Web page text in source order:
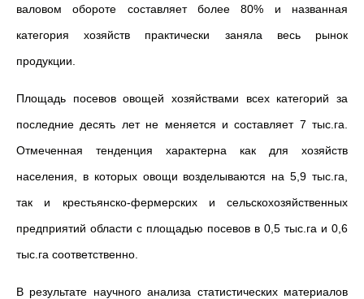
валовом обороте составляет более 80% и названная
категория хозяйств практически заняла весь рынок
продукции.
Площадь посевов овощей хозяйствами всех категорий за
последние десять лет не меняется и составляет 7 тыс.га.
Отмеченная тенденция характерна как для хозяйств
населения, в которых овощи возделываются на 5,9 тыс.га,
так и крестьянско-фермерских и сельскохозяйственных
предприятий области с площадью посевов в 0,5 тыс.га и 0,6
тыс.га соответственно.
В результате научного анализа статистических материалов